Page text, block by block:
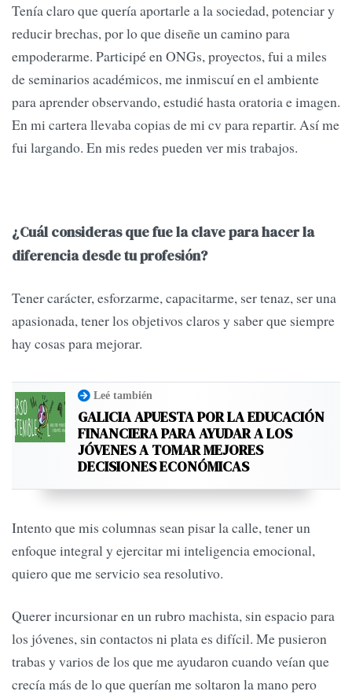
Tenía claro que quería aportarle a la sociedad, potenciar y
reducir brechas, por lo que diseñe un camino para
empoderarme. Participé en ONGs, proyectos, fui a miles
de seminarios académicos, me inmiscuí en el ambiente
para aprender observando, estudié hasta oratoria e imagen.
En mi cartera llevaba copias de mi cv para repartir. Así me
fui largando. En mis redes pueden ver mis trabajos.
¿Cuál consideras que fue la clave para hacer la
diferencia desde tu profesión?
Tener carácter, esforzarme, capacitarme, ser tenaz, ser una
apasionada, tener los objetivos claros y saber que siempre
hay cosas para mejorar.
Leé también
GALICIA APUESTA POR LA EDUCACIÓN
FINANCIERA PARA AYUDAR A LOS
JÓVENES A TOMAR MEJORES
DECISIONES ECONÓMICAS
Intento que mis columnas sean pisar la calle, tener un
enfoque integral y ejercitar mi inteligencia emocional,
quiero que me servicio sea resolutivo.
Querer incursionar en un rubro machista, sin espacio para
los jóvenes, sin contactos ni plata es difícil. Me pusieron
trabas y varios de los que me ayudaron cuando veían que
crecía más de lo que querían me soltaron la mano pero